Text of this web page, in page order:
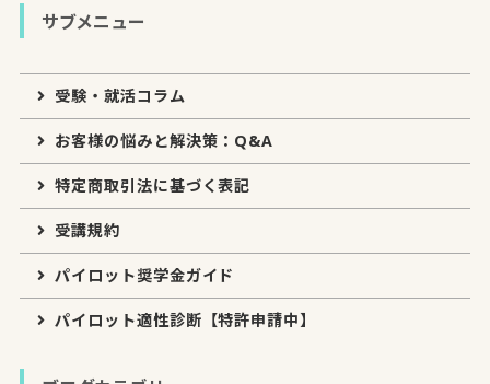
サブメニュー
受験・就活コラム
お客様の悩みと解決策：Q&A
特定商取引法に基づく表記
受講規約
パイロット奨学金ガイド
パイロット適性診断【特許申請中】